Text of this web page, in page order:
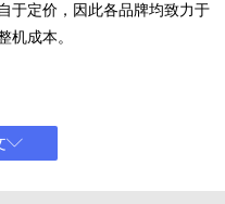
于定价，因此各品牌均致力于
机成本。
邦咨询进一步了解，
铰链，搭配中国面板厂的
本，从而达到降低售价的目